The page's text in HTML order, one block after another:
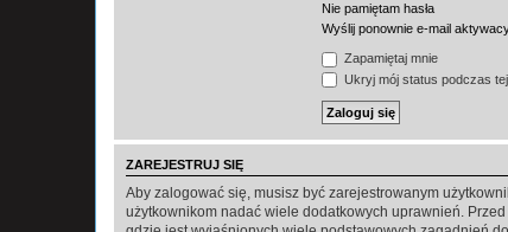
Nie pamiętam hasła
Wyślij ponownie e-mail
Zapamiętaj mnie
Ukryj mój status podczas
ZAREJESTRUJ SIĘ
Aby zalogować się, musisz być zarejestrowanym
użytkownikom nadać wiele dodatkowych uprawnień.